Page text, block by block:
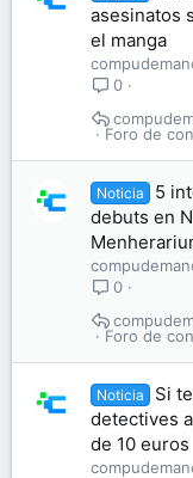
asesinatos
el manga
0
Foro de
Noticia
5
debuts en
0
Foro de
Noticia
Si
detectives
de 10 euros